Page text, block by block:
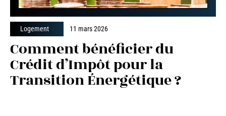
Logement 11 mars 2026
Comment bénéficier du
Crédit d’Impôt pour la
Transition Énergétique ?